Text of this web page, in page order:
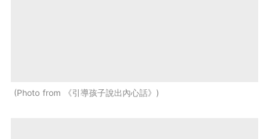
Photo from 《引導孩子說出內心話》